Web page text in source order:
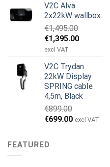
pris
var:
€699.00.
pris
er:
€579.00.
V2C Alva
2x22kW wallbox
€1,495.00
Den
oprindelige
var:
€1,495.00.
€1,395.00Den
er:
€1,395.00.
excl VAT
V2C Trydan
22kW Display
SPRING cable
4,5m, Black
€899.00
Den
pris
var:
€699.00Den
excl VAT
FEATURED